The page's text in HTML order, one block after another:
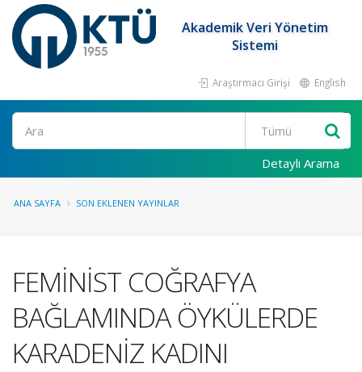
Akademik Veri Yönetim
Sistemi
Araştırmacı Girişi English
Ara
Detaylı Arama
ANA SAYFA SON EKLENEN YAYINLAR
FEMİNİST COĞRAFYA
BAĞLAMINDA ÖYKÜLERDE
KARADENİZ KADINI